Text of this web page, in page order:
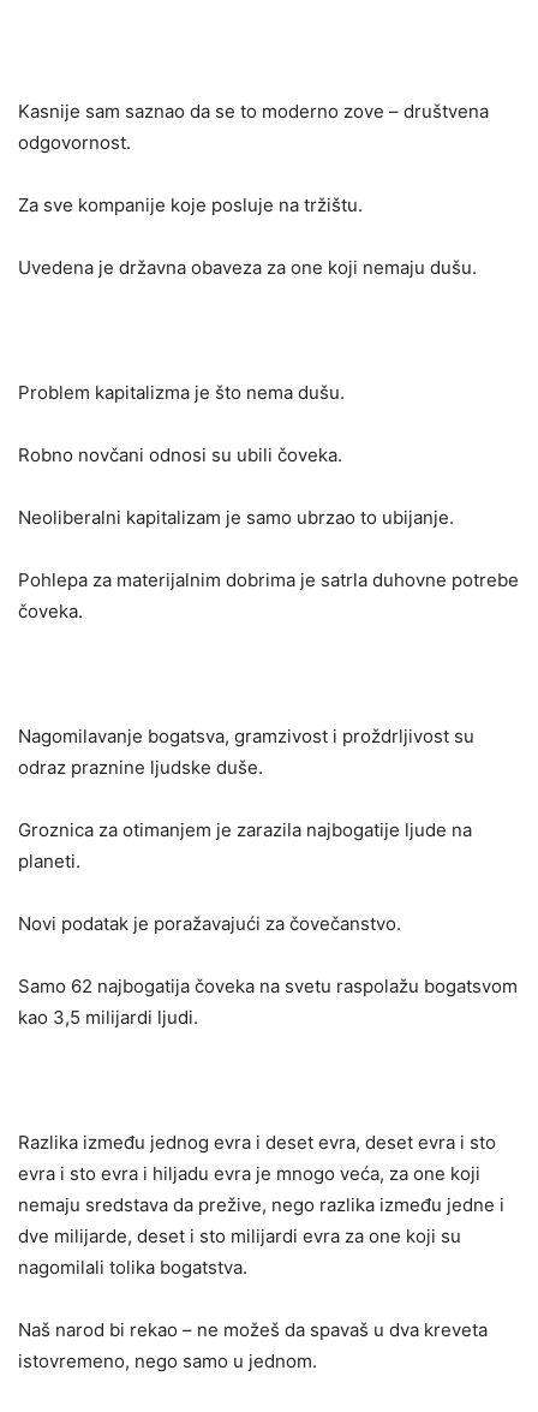
Kasnije sam saznao da se to moderno zove – društvena
odgovornost.
Za sve kompanije koje posluje na tržištu.
Uvedena je državna obaveza za one koji nemaju dušu.
Problem kapitalizma je što nema dušu.
Robno novčani odnosi su ubili čoveka.
Neoliberalni kapitalizam je samo ubrzao to ubijanje.
Pohlepa za materijalnim dobrima je satrla duhovne potrebe
čoveka.
Nagomilavanje bogatsva, gramzivost i proždrljivost su
odraz praznine ljudske duše.
Groznica za otimanjem je zarazila najbogatije ljude na
planeti.
Novi podatak je poražavajući za čovečanstvo.
Samo 62 najbogatija čoveka na svetu raspolažu bogatsvom
kao 3,5 milijardi ljudi.
Razlika između jednog evra i deset evra, deset evra i sto
evra i sto evra i hiljadu evra je mnogo veća, za one koji
nemaju sredstava da prežive, nego razlika između jedne i
dve milijarde, deset i sto milijardi evra za one koji su
nagomilali tolika bogatstva.
Naš narod bi rekao – ne možeš da spavaš u dva kreveta
istovremeno, nego samo u jednom.